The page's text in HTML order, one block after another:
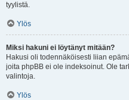
tyylistä.
Ylös
Miksi hakuni ei löytänyt mitään?
Hakusi oli todennäköisesti liian
joita phpBB ei ole indeksoinut. Ole
valintoja.
Ylös